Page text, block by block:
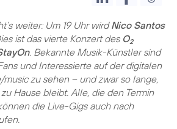
weiter: Um 19 Uhr wirdNico Santos
ist das vierte Konzert des O2
. Bekannte Musik-Künstler sind
und Interessierte auf der digitalen
zu sehen – und zwar so lange,
Hause bleibt. Alle, die den Termin
die Live-Gigs auch nach